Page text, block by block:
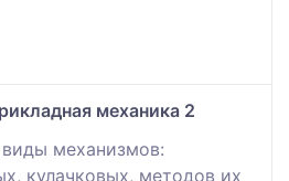
механика 2
механизмов:
кулачковых, методов их